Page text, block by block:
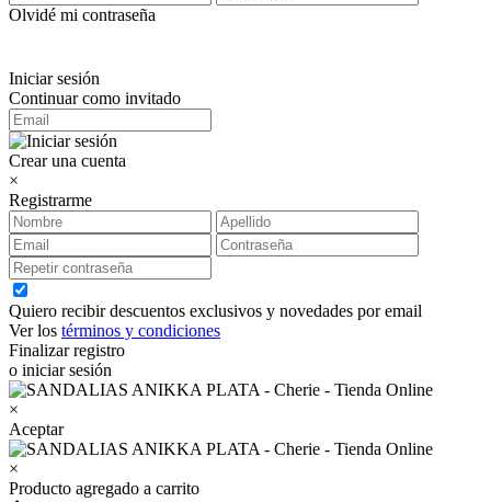
Olvidé mi contraseña
Iniciar sesión
Continuar como invitado
Crear una cuenta
×
Registrarme
Quiero recibir descuentos exclusivos y novedades por email
Ver los términos y condiciones
Finalizar registro
o iniciar sesión
×
Aceptar
×
Producto agregado a carrito